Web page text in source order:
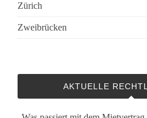
Zürich
Zweibrücken
AKTUELLE